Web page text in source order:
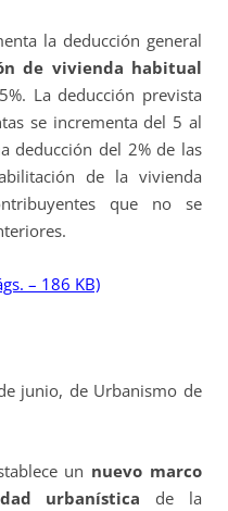
la deducción general
de vivienda habitual
La deducción prevista
se incrementa del 5 al
deducción del 2% de las
de la vivienda
que no se
– 186 KB)
junio, de Urbanismo de
un nuevo marco
urbanística de la